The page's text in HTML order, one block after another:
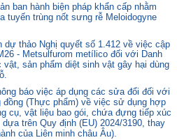
ban hành biện pháp khẩn cấp nhằm
tuyến trùng nốt sưng rễ Meloidogyne
dự thảo Nghị quyết số 1.412 về việc cập
- Metsulfurom metílico đối với Danh
sản phẩm diệt sinh vật gây hại dùng
báo việc áp dụng các sửa đổi đối với
(Thực phẩm) về việc sử dụng hợp
cụ, vật liệu bao gói, chứa đựng tiếp xúc
trên Quy định (EU) 2024/3190, thay
của Liên minh châu Âu).